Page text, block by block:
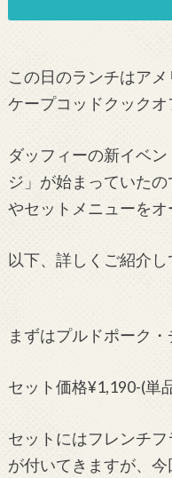
この日のランチはア
ケープコッドクックオ
ダッフィーの新イベ
ジ」が始まっていた
やセットメニューをオ
以下、詳しくご紹介し
まずはプルドポーク・
セット価格¥1,190-(単
セットにはフレンチ
が付いてきますが、